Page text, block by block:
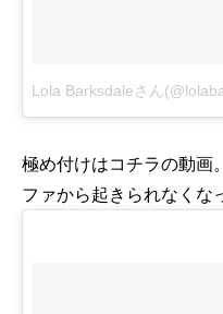
Lola Barksdaleさん
極め付けはコチラの動画
ファから起きられなくな